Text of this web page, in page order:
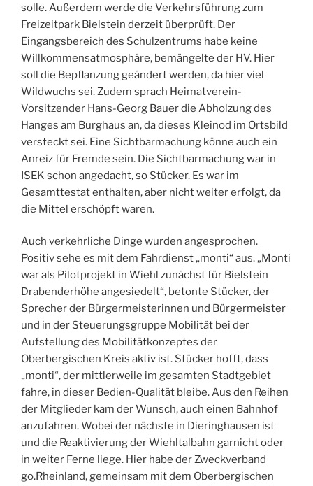
solle. Außerdem werde die Verkehrsführung zum
Freizeitpark Bielstein derzeit überprüft. Der
Eingangsbereich des Schulzentrums habe keine
Willkommensatmosphäre, bemängelte der HV. Hier
soll die Bepflanzung geändert werden, da hier viel
Wildwuchs sei. Zudem sprach Heimatverein-
Vorsitzender Hans-Georg Bauer die Abholzung des
Hanges am Burghaus an, da dieses Kleinod im Ortsbild
versteckt sei. Eine Sichtbarmachung könne auch ein
Anreiz für Fremde sein. Die Sichtbarmachung war in
ISEK schon angedacht, so Stücker. Es war im
Gesamttestat enthalten, aber nicht weiter erfolgt, da
die Mittel erschöpft waren.
Auch verkehrliche Dinge wurden angesprochen.
Positiv sehe es mit dem Fahrdienst „monti“ aus. „Monti
war als Pilotprojekt in Wiehl zunächst für Bielstein
Drabenderhöhe angesiedelt“, betonte Stücker, der
Sprecher der Bürgermeisterinnen und Bürgermeister
und in der Steuerungsgruppe Mobilität bei der
Aufstellung des Mobilitätkonzeptes der
Oberbergischen Kreis aktiv ist. Stücker hofft, dass
„monti“, der mittlerweile im gesamten Stadtgebiet
fahre, in dieser Bedien-Qualität bleibe. Aus den Reihen
der Mitglieder kam der Wunsch, auch einen Bahnhof
anzufahren. Wobei der nächste in Dieringhausen ist
und die Reaktivierung der Wiehltalbahn garnicht oder
in weiter Ferne liege. Hier habe der Zweckverband
go.Rheinland, gemeinsam mit dem Oberbergischen